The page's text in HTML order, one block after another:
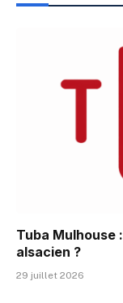
Tuba Mulhouse
alsacien ?
29 juillet 2026